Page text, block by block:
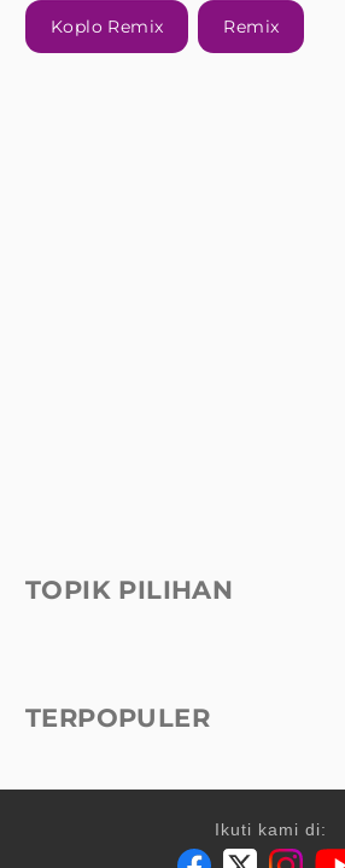
Koplo Remix Remix
TOPIK PILIHAN
TERPOPULER
Ikuti kami di: